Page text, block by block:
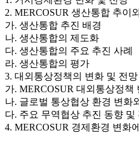
2. MERCOSUR 생산통합 추이
가. 생산통합 추진 배경
나. 생산통합의 제도화
다. 생산통합의 주요 추진 사례
라. 생산통합의 평가
3. 대외통상정책의 변화 및 전망
가. MERCOSUR 대외통상정책
나. 글로벌 통상협상 환경 변화
다. 주요 무역협상 추진 동향 및
4. MERCOSUR 경제환경 변화